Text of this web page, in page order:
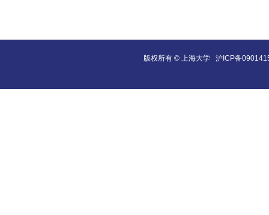
版权所有 © 上海大学 沪ICP备